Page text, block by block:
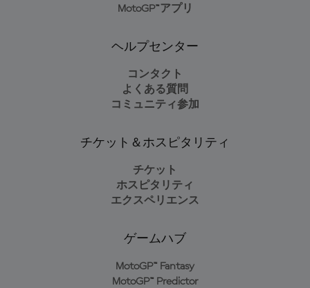
MotoGP™アプリ
ヘルプセンター
コンタクト
よくある質問
コミュニティ参加
チケット＆ホスピタリティ
チケット
ホスピタリティ
エクスペリエンス
ゲームハブ
MotoGP™ Fantasy
MotoGP™ Predictor